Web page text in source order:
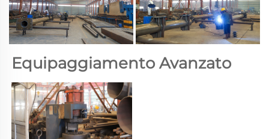
Equipaggiamento Avanzato